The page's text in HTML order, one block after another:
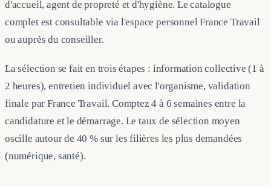
d'accueil, agent de propreté et d'hygiène. Le catalogue
complet est consultable via l'espace personnel France Travail
ou auprès du conseiller.
La sélection se fait en trois étapes : information collective (1 à
2 heures), entretien individuel avec l'organisme, validation
finale par France Travail. Comptez 4 à 6 semaines entre la
candidature et le démarrage. Le taux de sélection moyen
oscille autour de 40 % sur les filières les plus demandées
(numérique, santé).